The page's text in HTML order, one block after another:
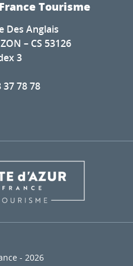
Tourisme
Des Anglais
– CS 53126
3
37 78 78
- 2026